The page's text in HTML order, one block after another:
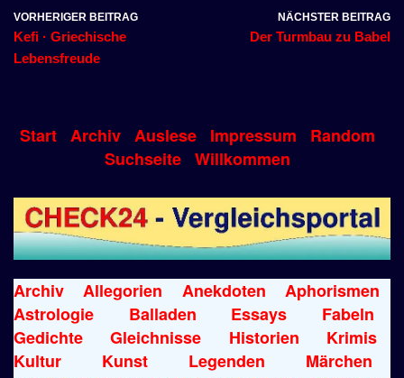
VORHERIGER BEITRAG
Kefi · Griechische
Lebensfreude
NÄCHSTER BEITRAG
Der Turmbau zu Babel
Start Archiv Auslese Impressum
Random
Suchseite Willkommen
Archiv Allegorien Anekdoten
Aphorismen
Astrologie
Balladen Essays
Fabeln
Gedichte
Gleichnisse Historien
Krimis
Kultur
Kunst Legenden
Märchen